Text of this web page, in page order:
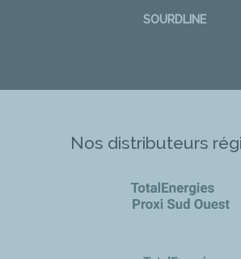
SOURDLINE
Nos distributeurs